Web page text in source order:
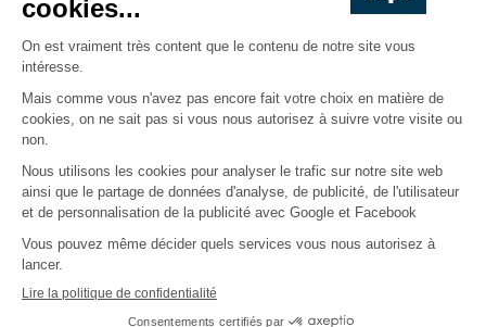
: les S.I.R (Société Immobilière Règlementée)
Toutes les éditions